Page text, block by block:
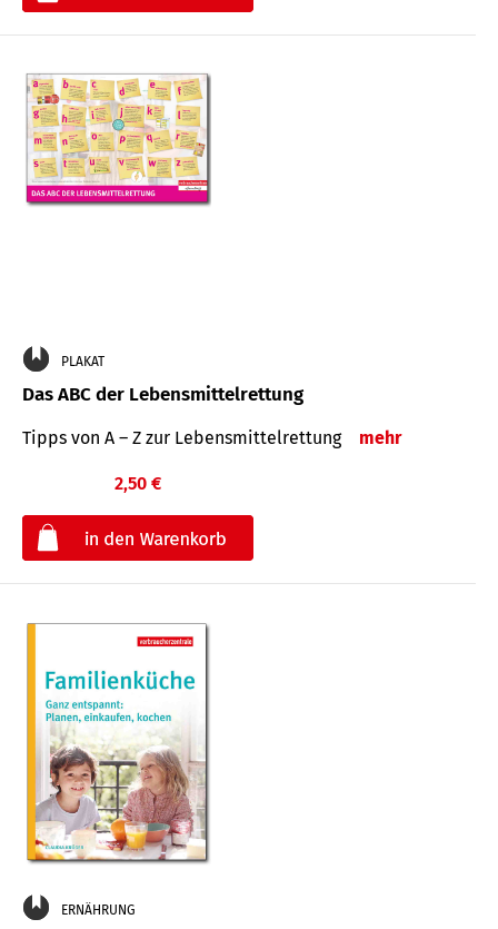
PLAKAT
Das ABC der Lebensmittelrettung
Tipps von A – Z zur Lebensmittelrettung mehr
2,50 €
ERNÄHRUNG